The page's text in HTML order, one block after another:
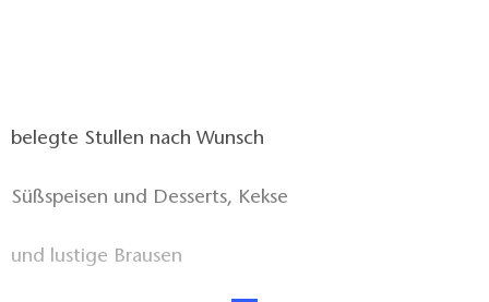
belegte Stullen nach Wunsch
Süßspeisen und Desserts, Kekse
und lustige Brausen